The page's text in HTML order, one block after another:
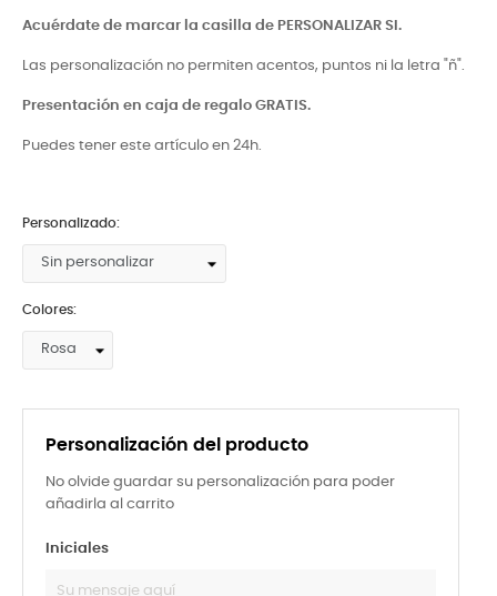
Acuérdate de marcar la casilla de PERSONALIZAR SI.
Las personalización no permiten acentos, puntos ni la letra "ñ".
Presentación en caja de regalo GRATIS.
Puedes tener este artículo en 24h.
Personalización del producto
No olvide guardar su personalización para poder
añadirla al carrito
Iniciales
Personalizado:
Colores: